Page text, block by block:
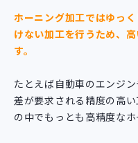
ホーニング加工ではゆっ
けない加工を行うため、
す。
たとえば自動車のエンジ
差が要求される精度の高
の中でもっとも高精度な